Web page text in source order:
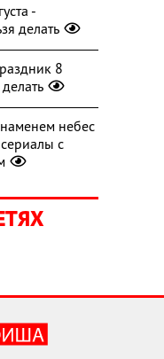
-
делать
8
небес
с